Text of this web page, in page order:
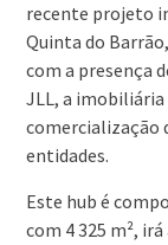
recente projeto
Quinta do
com a presença
JLL, a imobiliária
comercialização
entidades.
Este hub é
com 4 325 m²,